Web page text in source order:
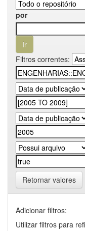
por
Filtros correntes:
Retornar valores
Adicionar filtros:
Utilizar filtros para